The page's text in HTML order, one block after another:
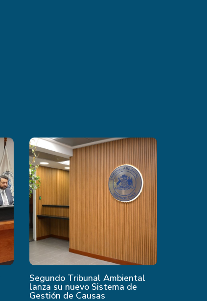
Segundo Tribunal Ambiental
lanza su nuevo Sistema de
Gestión de Causas